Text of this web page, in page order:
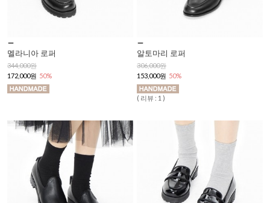
멜라니아 로퍼
344,000원
172,000원 50%
알토마리 로퍼
306,000원
153,000원 50%
( 리뷰 : 1 )